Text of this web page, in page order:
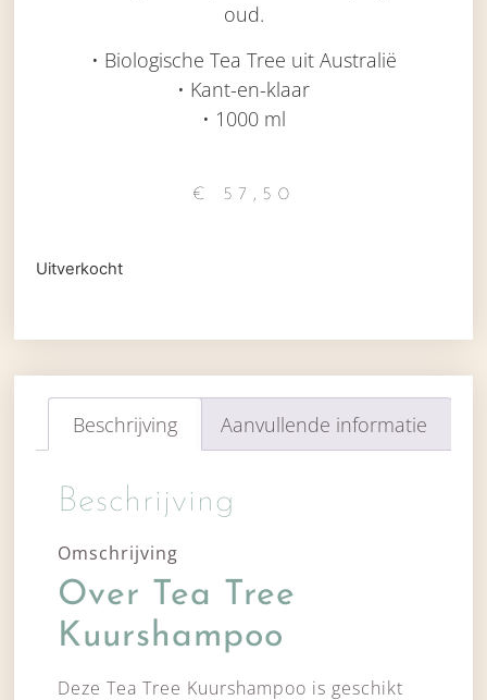
oud.
• Biologische Tea Tree uit Australië
• Kant-en-klaar
• 1000 ml
€ 57,50
Uitverkocht
Beschrijving Aanvullende informatie
Beschrijving
Omschrijving
Over Tea Tree
Kuurshampoo
Deze Tea Tree Kuurshampoo is geschikt